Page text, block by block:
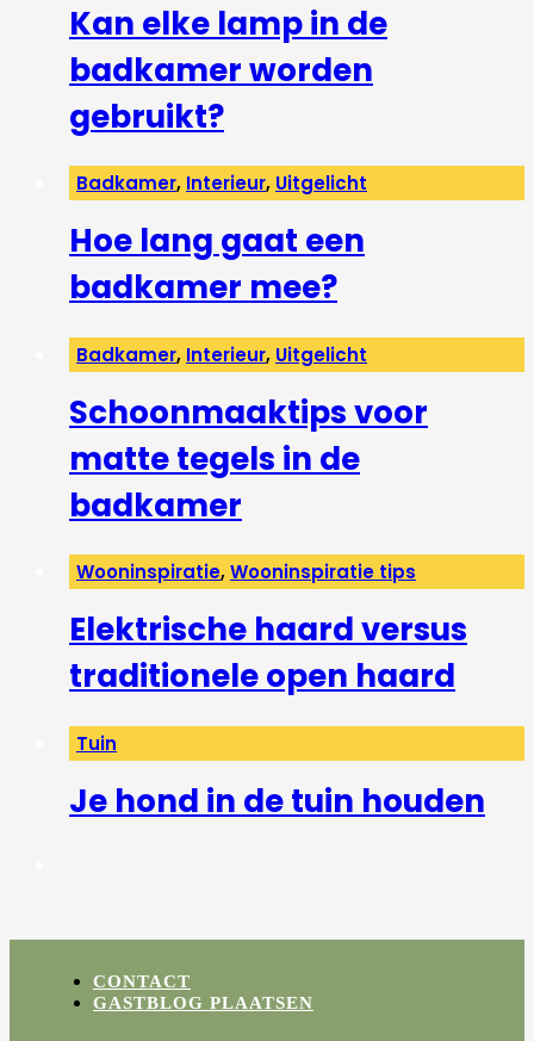
Kan elke lamp in de
badkamer worden
gebruikt?
Badkamer, Interieur, Uitgelicht
Hoe lang gaat een
badkamer mee?
Badkamer, Interieur, Uitgelicht
Schoonmaaktips voor
matte tegels in de
badkamer
Wooninspiratie,Wooninspiratie tips
Elektrische haard versus
traditionele open haard
Tuin
Je hond in de tuin houden
CONTACT
GASTBLOG PLAATSEN